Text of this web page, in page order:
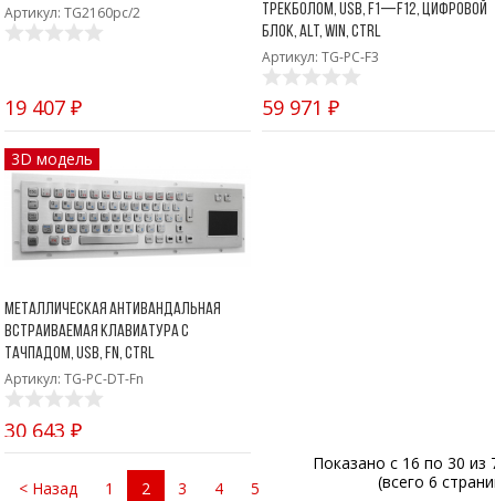
Артикул: TG2160pc/2
19 407 ₽
трекболом, USB, F1—F12, цифровой
блок, Alt, Win, Ctrl
Артикул: TG-PC-F3
59 971 ₽
3D модель
Металлическая антивандальная
встраиваемая клавиатура с
тачпадом, USB, Fn, Ctrl
Артикул: TG-PC-DT-Fn
30 643 ₽
< Назад 1 2 3 4
5
Показано с 16 по 30 из
(всего 6